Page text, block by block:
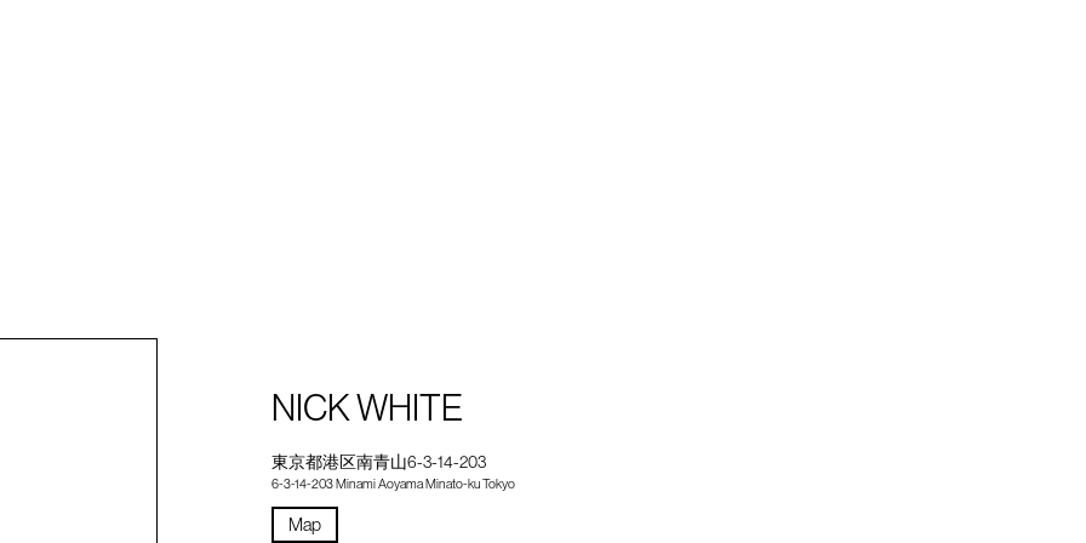
NICK WHITE
東京都港区南青山6-3-14-203
6-3-14-203 Minami Aoyama Minato-ku Tokyo
Map